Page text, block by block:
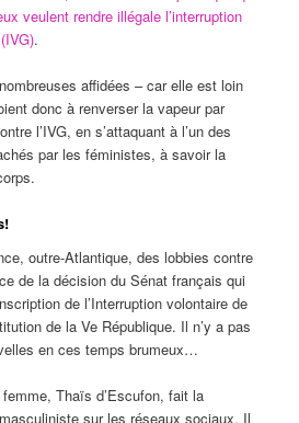
veulent rendre illégale l’interruption
.
affidées – car elle est loin
donc à renverser la vapeur par
l’IVG, en s’attaquant à l’un des
par les féministes, à savoir la
outre-Atlantique, des lobbies contre
de la décision du Sénat français qui
de l’Interruption volontaire de
de la Ve République. Il n’y a pas
en ces temps brumeux…
Thaïs d’Escufon, fait la
sur les réseaux sociaux. Il